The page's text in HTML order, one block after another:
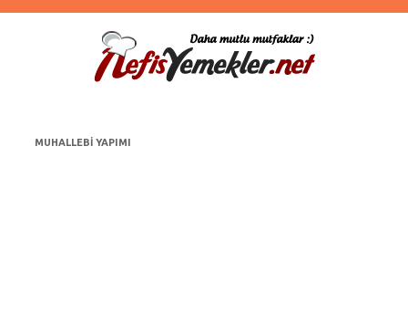
MUHALLEBI YAPIMI